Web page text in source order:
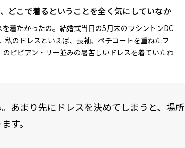
どこで着るということを全く気にしていなか
着たかったの。結婚式当日の5月末のワシントンDC
のドレスといえば、長袖、ペチコートを重ねたフ
ビビアン・リー並みの暑苦しいドレスを着ていたわ
あまり先にドレスを決めてしまうと、場所
す。